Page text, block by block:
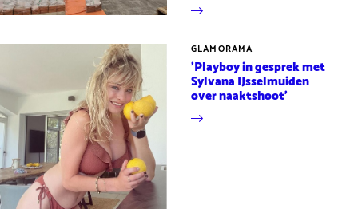
GLAMORAMA
'Playboy in gesprek met
Sylvana IJsselmuiden
over naaktshoot'